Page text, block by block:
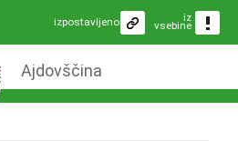
iz
vsebine
izpostavljeno
Ajdovščina